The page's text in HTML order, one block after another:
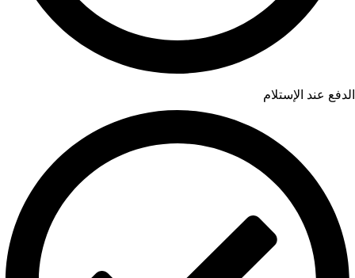
الدفع عند الإستلام